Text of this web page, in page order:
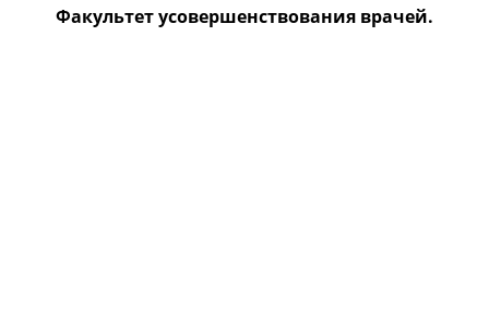
Факультет усовершенствования врачей.